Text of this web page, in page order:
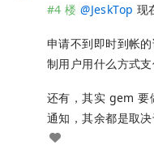
#4 楼 @JeskTop 现
申请不到即时到帐
制用户用什么方式
还有，其实 gem 要
通知，其余都是取决